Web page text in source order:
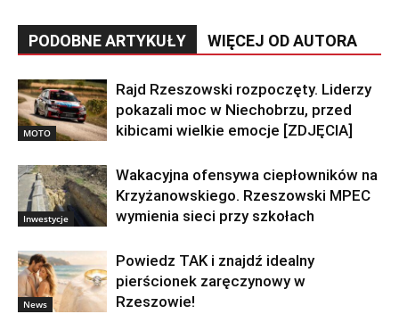
PODOBNE ARTYKUŁY WIĘCEJ OD AUTORA
MOTO
Rajd Rzeszowski rozpoczęty. Liderzy
pokazali moc w Niechobrzu, przed
kibicami wielkie emocje [ZDJĘCIA]
Inwestycje
Wakacyjna ofensywa ciepłowników na
Krzyżanowskiego. Rzeszowski MPEC
wymienia sieci przy szkołach
News
Powiedz TAK i znajdź idealny
pierścionek zaręczynowy w
Rzeszowie!